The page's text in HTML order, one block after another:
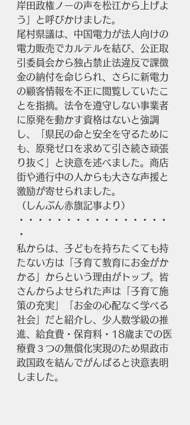
岸田政権ノーの声を松江から上げよ
う」と呼びかけました。
尾村県議は、中国電力が法人向けの
電力販売でカルテルを結び、公正取
引委員会から独占禁止法違反で課徴
金の納付を命じられ、さらに新電力
の顧客情報を不正に閲覧していたこ
とを指摘。法令を遵守しない事業者
に原発を動かす資格はないと強調
し、「県民の命と安全を守るために
も、原発ゼロを求めて引き続き頑張
り抜く」と決意を述べました。商店
街や通行中の人からも大きな声援と
激励が寄せられました。
（しんぶん赤旗記事より）
・・・・・・・・・・・・・・・・
・
私からは、子どもを持ちたくても持
たない方は「子育て教育にお金がか
かる」からという理由がトップ。皆
さんからよせられた声は「子育て施
策の充実」「お金の心配なく学べる
社会」だと紹介し、少人数学級の推
進、給食費・保育料・18歳までの医
療費３つの無償化実現のため県政市
政国政を結んでがんばると決意表明
しました。